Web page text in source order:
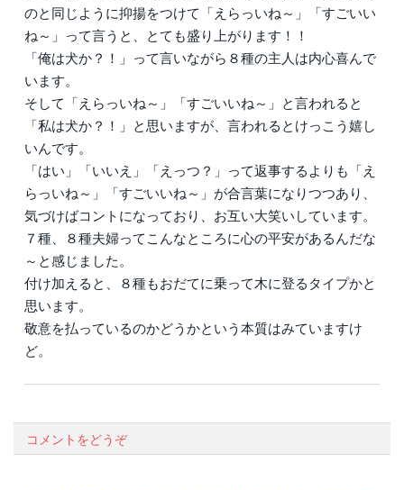
のと同じように抑揚をつけて「えらっいね～」「すごいい
ね～」って言うと、とても盛り上がります！！
「俺は犬か？！」って言いながら８種の主人は内心喜んで
います。
そして「えらっいね～」「すごいいね～」と言われると
「私は犬か？！」と思いますが、言われるとけっこう嬉し
いんです。
「はい」「いいえ」「えっつ？」って返事するよりも「え
らっいね～」「すごいいね～」が合言葉になりつつあり、
気づけばコントになっており、お互い大笑いしています。
７種、８種夫婦ってこんなところに心の平安があるんだな
～と感じました。
付け加えると、８種もおだてに乗って木に登るタイプかと
思います。
敬意を払っているのかどうかという本質はみていますけ
ど。
コメントをどうぞ